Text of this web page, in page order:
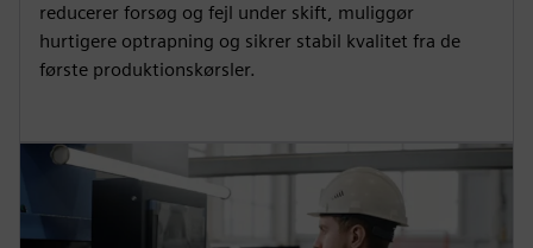
reducerer forsøg og fejl under skift, muliggør
hurtigere optrapning og sikrer stabil kvalitet fra de
første produktionskørsler.